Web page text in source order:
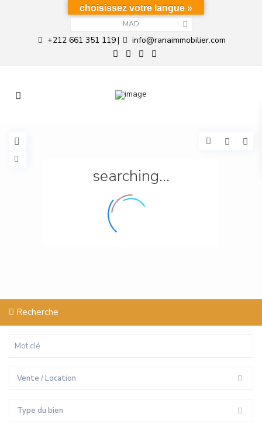
MAD
+212 661 351 119| info@ranaimmobilier.com
searching...
Recherche
Vente / Location
Type du bien
choisissez votre langue »